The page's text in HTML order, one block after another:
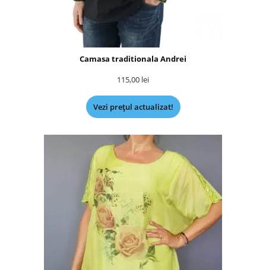
Camasa traditionala Andrei
115,00 lei
Vezi prețul actualizat!